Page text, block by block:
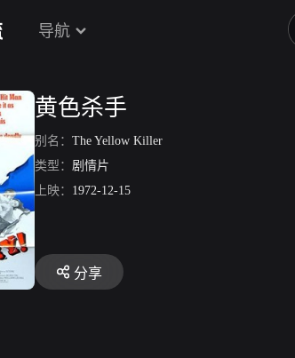
导航
黄色杀手
别名： The Yellow Killer
类型： 剧情片
上映： 1972-12-15
分享